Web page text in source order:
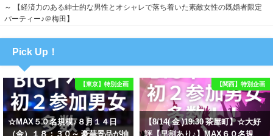
～ 【経済力のある紳士的な男性とオシャレで落ち着いた素敵女性の既婚者限定
パーティー♪＠梅田】
Pick Up！
【東京】特別企画
☆MAX５０名規模♪８月１４日
（金）１８：３０～ 豪華景品が抽
【関西】特別企画
【8/14( 金 )19:30 茶屋町】☆大好
評【早割あり♪】MAX６０名規